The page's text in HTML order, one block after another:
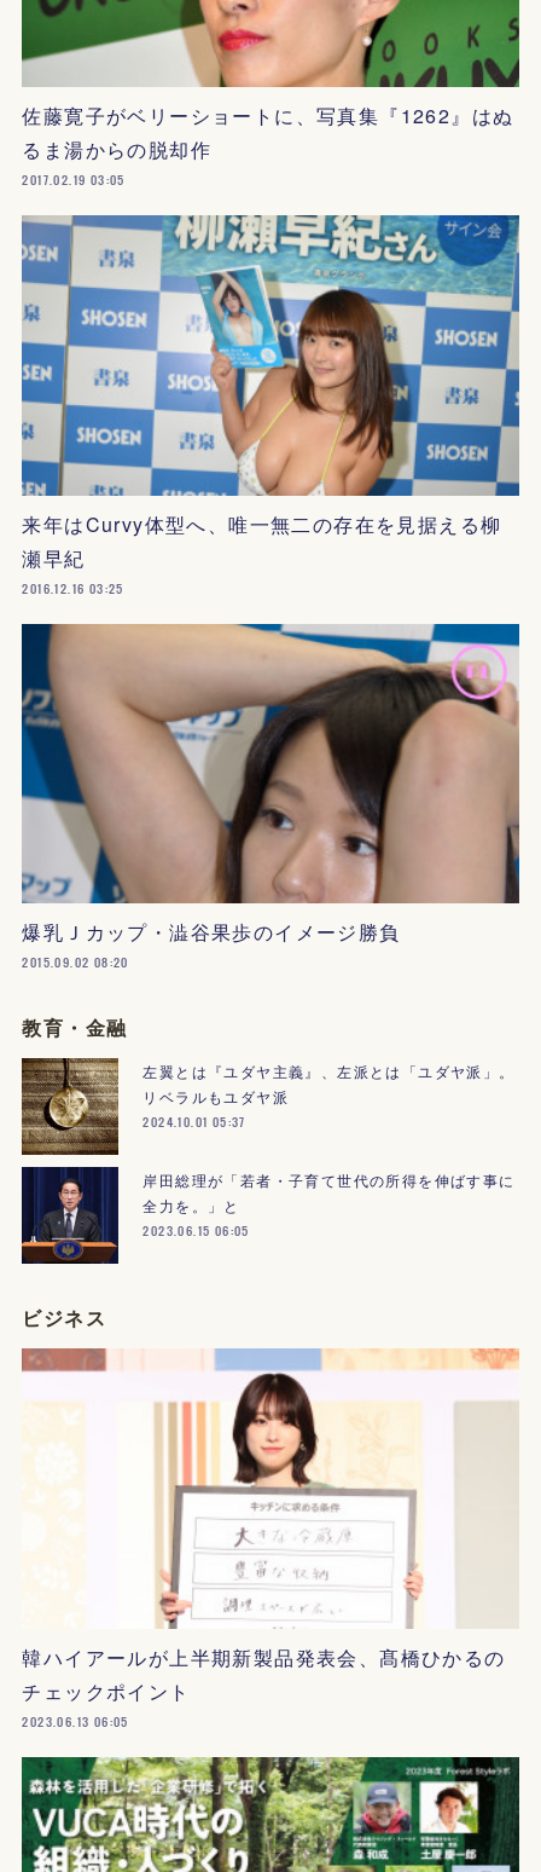
佐藤寛子がベリーショートに、写真集『1262』はぬ
るま湯からの脱却作
2017.02.19 03:05
来年はCurvy体型へ、唯一無二の存在を見据える柳
瀬早紀
2016.12.16 03:25
爆乳Ｊカップ・澁谷果歩のイメージ勝負
2015.09.02 08:20
教育・金融
左翼とは『ユダヤ主義』、左派とは「ユダヤ派」。
リベラルもユダヤ派
2024.10.01 05:37
岸田総理が「若者・子育て世代の所得を伸ばす事に
全力を。」と
2023.06.15 06:05
ビジネス
韓ハイアールが上半期新製品発表会、髙橋ひかるの
チェックポイント
2023.06.13 06:05